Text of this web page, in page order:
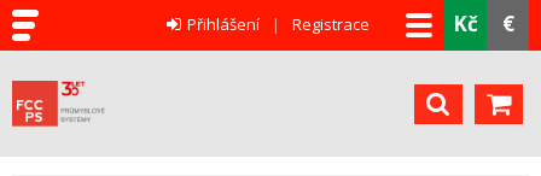
Kč €
Přihlášení Registrace